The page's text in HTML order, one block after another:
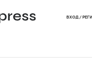
ВХОД /